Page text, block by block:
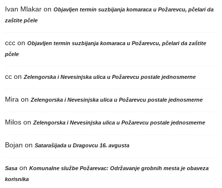
Ivan Mlakar on Objavljen termin suzbijanja komaraca u Požarevcu, pčelari da
zaštite pčele
ccc on Objavljen termin suzbijanja komaraca u Požarevcu, pčelari da zaštite
pčele
cc on Zelengorska i Nevesinjska ulica u Požarevcu postale jednosmerne
Mira on Zelengorska i Nevesinjska ulica u Požarevcu postale jednosmerne
Milos on Zelengorska i Nevesinjska ulica u Požarevcu postale jednosmerne
Bojan on Satarašijada u Dragovcu 16. avgusta
Sasa on Komunalne službe Požarevac: Održavanje grobnih mesta je obaveza
korisnika